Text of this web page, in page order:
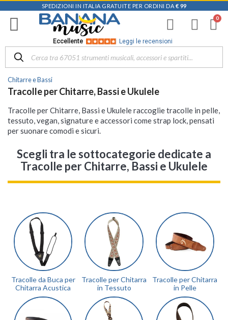
SPEDIZIONI IN ITALIA GRATUITE PER ORDINI DA € 99
Eccellente Leggi le recensioni
Chitarre e Bassi
Tracolle per Chitarre, Bassi e Ukulele
Tracolle per Chitarre, Bassi e Ukulele raccoglie tracolle in pelle,
tessuto, vegan, signature e accessori come strap lock, pensati
per suonare comodi e sicuri.
Scegli tra le sottocategorie dedicate a
Tracolle per Chitarre, Bassi e Ukulele
Tracolle da Buca per
Chitarra Acustica
Tracolle per Chitarra
in Tessuto
Tracolle per Chitarra
in Pelle